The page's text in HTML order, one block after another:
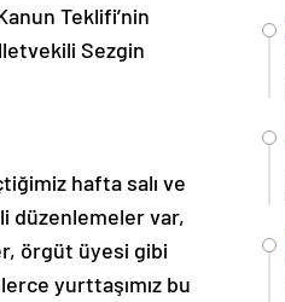
Teklifi’nin
Sezgin
hafta salı ve
düzenlemeler var,
örgüt üyesi gibi
yurttaşımız bu